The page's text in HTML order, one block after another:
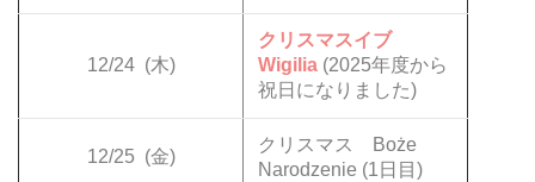
12/24 (木)
クリスマスイブ
Wigilia (2025年度から
祝日になりました)
12/25 (金)
クリスマス Boże
Narodzenie (1日目)